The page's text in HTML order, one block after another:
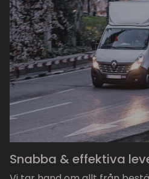
Snabba & effektiva